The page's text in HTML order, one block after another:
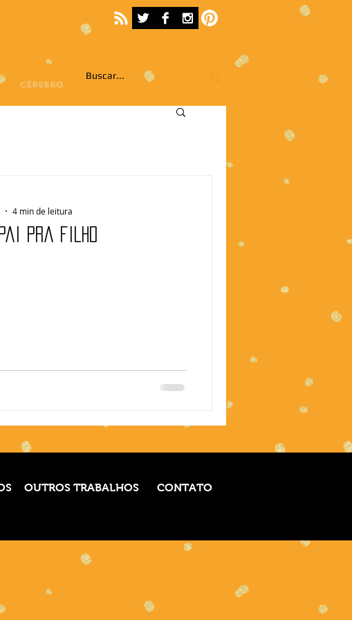
CÉREBRO
pai pra filho
4 min de leitura
OUTROS TRABALHOS CONTATO